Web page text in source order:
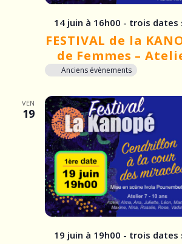
FESTIVAL de la
de Femmes –
14 juin à 16h00 - trois
Anciens évènements
VEN
19
19 juin à 19h00 - trois